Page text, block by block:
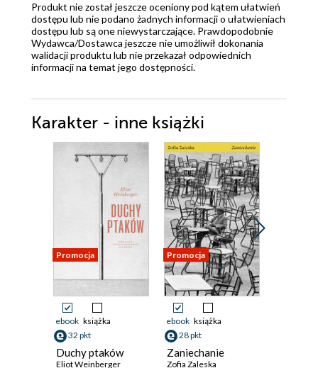
Produkt nie został jeszcze oceniony pod kątem ułatwień
dostępu lub nie podano żadnych informacji o ułatwieniach
dostępu lub są one niewystarczające. Prawdopodobnie
Wydawca/Dostawca jeszcze nie umożliwił dokonania
walidacji produktu lub nie przekazał odpowiednich
informacji na temat jego dostępności.
Karakter - inne książki
Promocja
ebook książka
32 pkt
Duchy ptaków
Eliot Weinberger
Promocja
ebook książka
28 pkt
Zaniechanie
Zofia Zaleska